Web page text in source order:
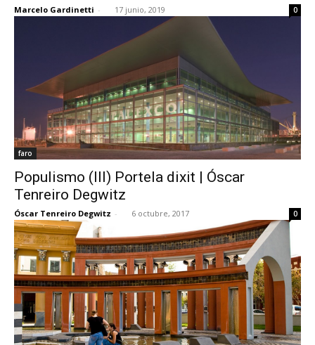
Marcelo Gardinetti - 17 junio, 2019 0
faro
Populismo (III) Portela dixit | Óscar
Tenreiro Degwitz
Óscar Tenreiro Degwitz - 6 octubre, 2017 0